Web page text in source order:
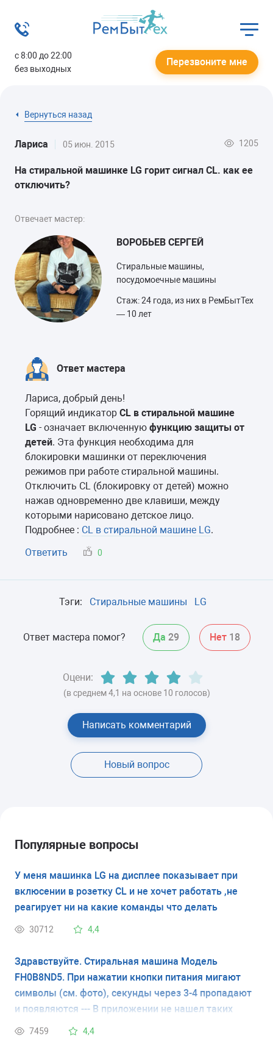
с 8:00 до 22:00
без выходных
Перезвоните мне
Вернуться назад
Лариса 05 июн. 2015 1205
На стиральной машинке LG горит сигнал CL. как ее
отключить?
Отвечает мастер:
ВОРОБЬЕВ СЕРГЕЙ
Стиральные машины,
посудомоечные машины
Стаж: 24 года, из них в РемБытТех
— 10 лет
Ответ мастера
Лариса, добрый день!
Горящий индикатор CL в стиральной машине
LG - означает включенную функцию защиты от
детей. Эта функция необходима для
блокировки машинки от переключения
режимов при работе стиральной машины.
Отключить CL (блокировку от детей) можно
нажав одновременно две клавиши, между
которыми нарисовано детское лицо.
Подробнее : CL в стиральной машине LG.
Ответить
0
Тэги: Стиральные машины LG
Ответ мастера помог? Да 29 Нет 18
Оцени:
(в среднем 4,1 на основе 10 голосов)
Написать комментарий
Новый вопрос
Популярные вопросы
У меня машинка LG на дисплее показывает при
вклюсении в розетку CL и не хочет работать ,не
реагирует ни на какие команды что делать
30712 4,4
Здравствуйте. Стиральная машина Модель
FH0B8ND5. При нажатии кнопки питания мигают
символы (см. фото), секунды через 3-4 пропадают
и появляются --- В приложении не нашел таких
кодов ошибки. Что это значит и как исправить?
7459 4,4